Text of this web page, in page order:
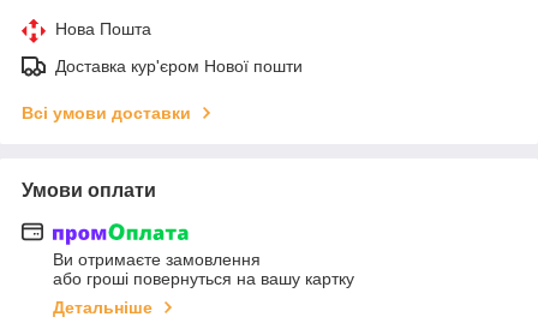
Нова Пошта
Доставка кур'єром Нової пошти
Всі умови доставки
Умови оплати
Ви отримаєте замовлення
або гроші повернуться на вашу картку
Детальніше